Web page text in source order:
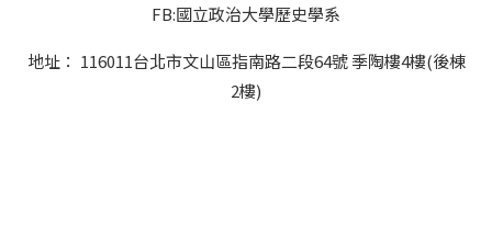
FB:國立政治大學歷史學系
地址： 116011台北市文山區指南路二段64號 季陶樓4樓(後棟
2樓)